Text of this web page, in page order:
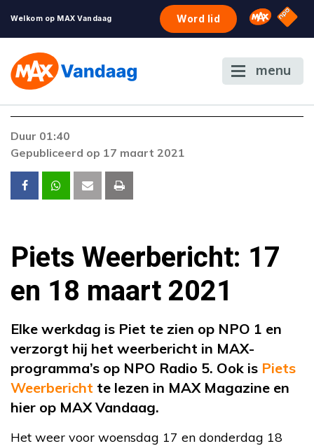
Welkom op MAX Vandaag Word lid Omroep
NPO
menu
Duur 01:40
Gepubliceerd op 17 maart 2021
Piets Weerbericht: 17
en 18 maart 2021
Elke werkdag is Piet te zien op NPO 1 en
verzorgt hij het weerbericht in MAX-
programma’s op NPO Radio 5. Ook is Piets
Weerbericht te lezen in MAX Magazine en
hier op MAX Vandaag.
Het weer voor woensdag 17 en donderdag 18